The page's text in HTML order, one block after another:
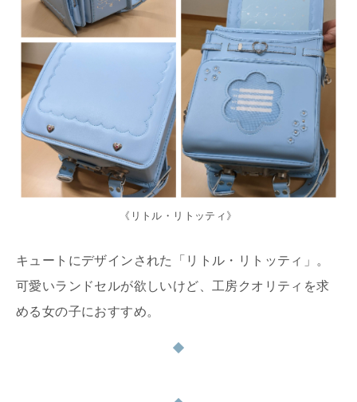
《リトル・リトッティ》
キュートにデザインされた「リトル・リトッティ」。
可愛いランドセルが欲しいけど、工房クオリティを求
める女の子におすすめ。